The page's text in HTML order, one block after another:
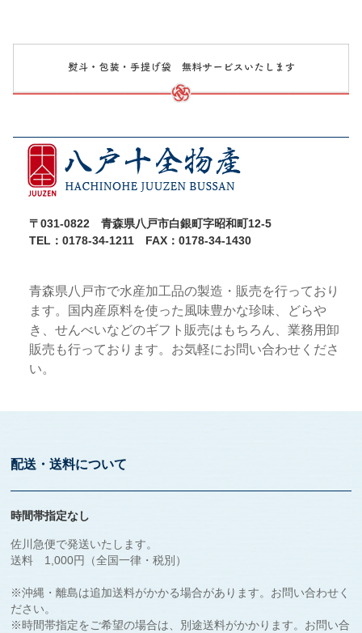
〒031-0822 青森県八戸市白銀町字昭和町12-5
TEL：0178-34-1211 FAX：0178-34-1430
青森県八戸市で水産加工品の製造・販売を行っており
ます。国内産原料を使った風味豊かな珍味、どらや
き、せんべいなどのギフト販売はもちろん、業務用卸
販売も行っております。お気軽にお問い合わせくださ
い。
配送・送料について
時間帯指定なし
佐川急便で発送いたします。
送料 1,000円（全国一律・税別）
※沖縄・離島は追加送料がかかる場合があります。お問い合わせく
ださい。
※時間帯指定をご希望の場合は、別途送料がかかります。お問い合